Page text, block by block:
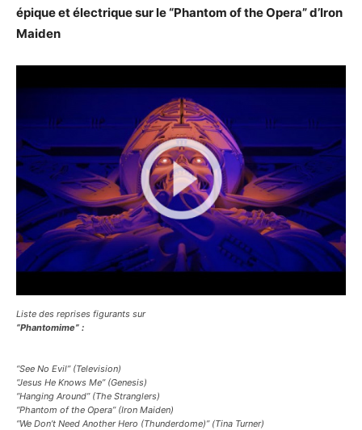
épique et électrique sur le “Phantom of the Opera” d’Iron
Maiden
Liste des reprises figurants sur
“Phantomime” :
“See No Evil”(Television)
“Jesus He Knows Me” (Genesis)
“Hanging Around” (The Stranglers)
“Phantom of the Opera” (Iron Maiden)
“We Don’t Need Another Hero (Thunderdome)” (Tina Turner)